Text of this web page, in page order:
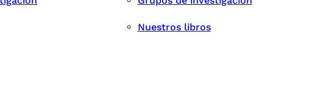
Nuestros libros